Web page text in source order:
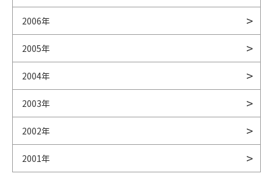
2006年
2005年
2004年
2003年
2002年
2001年